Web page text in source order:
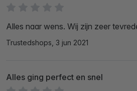
Alles naar wens. Wij zijn zeer
Trustedshops, 3 jun 2021
Alles ging perfect en snel